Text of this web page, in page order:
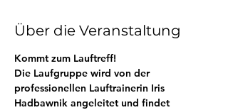
Über die Veranstaltung
Kommt zum Lauftreff!
Die Laufgruppe wird von der
professionellen Lauftrainerin Iris
Hadbawnik angeleitet und findet